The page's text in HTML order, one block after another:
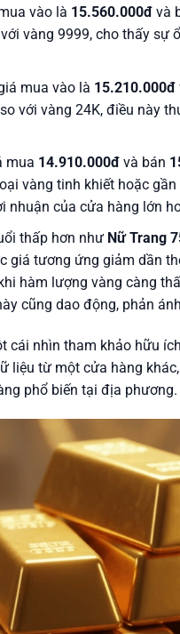
vào là 15.560.000đvà
vàng 9999, cho thấy
mua vào là 15.210.000đ
với vàng 24K, điều này
mua 14.910.000đvà bán
vàng tinh khiết hoặc
nhuận của cửa hàng lớn
thấp hơn như Nữ Trang
giá tương ứng giảm dần
hàm lượng vàng càng
cũng dao động, phản
cái nhìn tham khảo hữu
liệu từ một cửa hàng
phổ biến tại địa phương.